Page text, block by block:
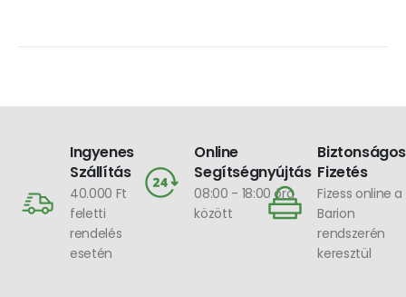
Ingyenes
Szállítás
40.000 Ft
feletti
rendelés
esetén
Online
Segítségnyújtás
08:00 - 18:00 óra
között
Biztonságos
Fizetés
Fizess online a
Barion
rendszerén
keresztül